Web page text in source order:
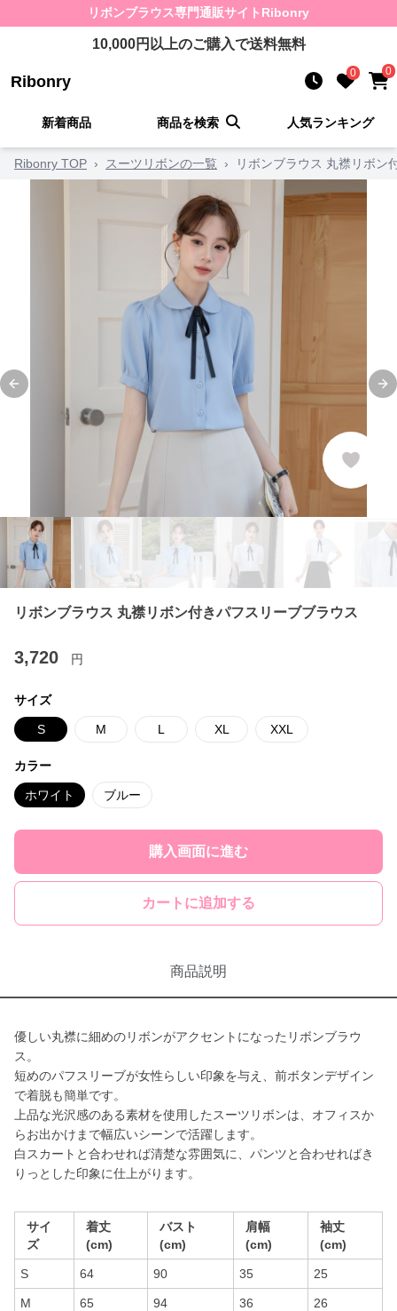
リボンブラウス専門通販サイト Ribonry
10,000円以上のご購入で送料無料
Ribonry 0 0
新着商品 商品を検索 人気ランキング
Ribonry TOP › スーツリボンの一覧 › リボンブラウス 丸襟リボン
Previous slide
リボンブラウス 丸襟リボン付きパフスリーブブラウス
3,720 円
サイズ
S M L XL XXL
カラー
ホワイト ブルー
購入画面に進む
カートに追加する
商品説明
優しい丸襟に細めのリボンがアクセントになったリボンブラウ
ス。
短めのパフスリーブが女性らしい印象を与え、前ボタンデザイン
で着脱も簡単です。
上品な光沢感のある素材を使用したスーツリボンは、オフィスか
らお出かけまで幅広いシーンで活躍します。
白スカートと合わせれば清楚な雰囲気に、パンツと合わせればき
りっとした印象に仕上がります。
サイ
ズ
着丈
(cm)
バスト
(cm)
肩幅
(cm)
袖丈
(cm)
S 64 90 35 25
M 65 94 36 26